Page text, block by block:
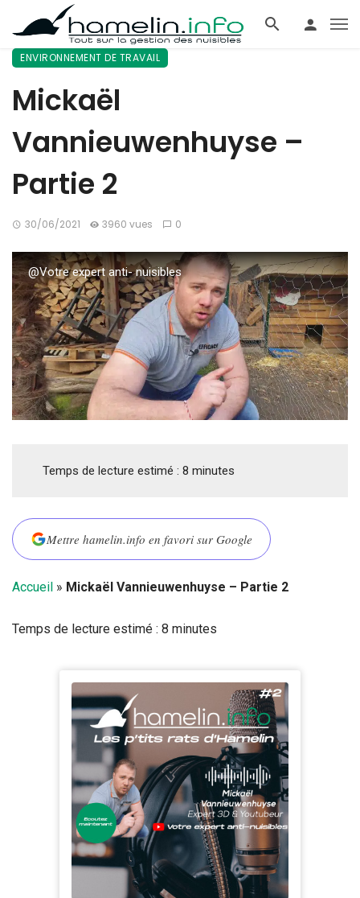
ENVIRONNEMENT DE TRAVAIL
Mickaël
Vannieuwenhuyse –
Partie 2
30/06/2021 3960 vues 0
@Votre expert anti- nuisibles
Temps de lecture estimé : 8 minutes
Mettre hamelin.info en favori sur Google
Accueil » Mickaël Vannieuwenhuyse – Partie 2
Temps de lecture estimé : 8 minutes